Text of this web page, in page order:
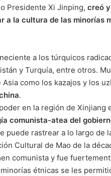
Presidente Xi Jinping, creó
a la cultura de las minorías
a los túrquicos
y Turquía, entre otros.
como los kazajos y los
.
en la región de Xinjiang
comunista-atea del
puede rastrear a lo largo de
Cultural de Mao de la
comunista y fue
étnicas se les